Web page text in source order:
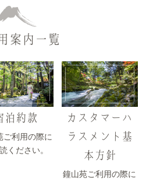
案内一覧
泊約款
ご利用の際に
ください。
カスタマーハ
ラスメント基
本方針
鐘山苑ご利用の際に